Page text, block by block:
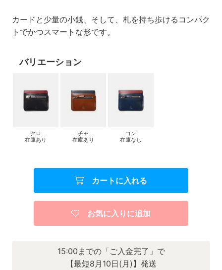
カードと少量の小銭、そして、札を持ち歩けるコンパク
トでかつスマートな形です。
バリエーション
クロ
在庫あり
チャ
在庫あり
コン
在庫なし
カートに入れる
お気に入りに追加
15:00までの「ご入金完了」で
【最短8月10日(月)】発送